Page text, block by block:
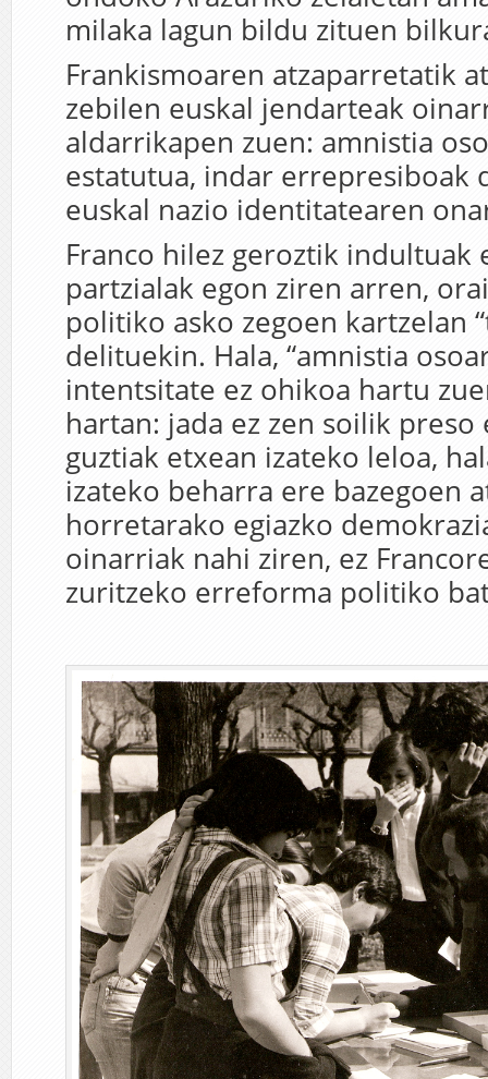
milaka lagun bildu zituen
Frankismoaren atzaparretatik
zebilen euskal jendarteak
aldarrikapen zuen: amnistia
estatutua, indar errepresiboak
euskal nazio identitatearen
Franco hilez geroztik indultuak
partzialak egon ziren arren,
politiko asko zegoen kartzelan
delituekin. Hala, “amnistia
intentsitate ez ohikoa hartu
hartan: jada ez zen soilik
guztiak etxean izateko leloa,
izateko beharra ere bazegoen
horretarako egiazko
oinarriak nahi ziren, ez
zuritzeko erreforma politiko